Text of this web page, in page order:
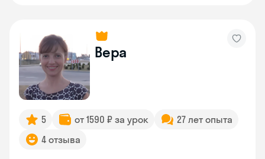
Вера
5 от 1590 ₽ за урок
27 лет опыта
4 отзыва